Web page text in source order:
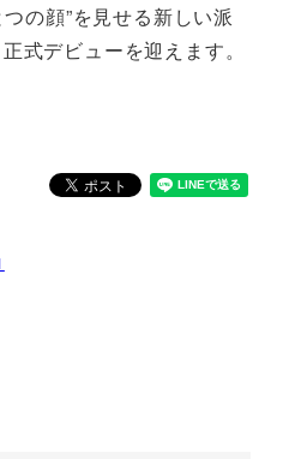
の顔”を見せる新しい派
式デビューを迎えます。